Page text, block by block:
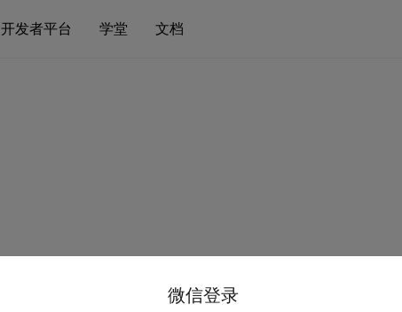
开发者平台 学堂 文档
微信登录